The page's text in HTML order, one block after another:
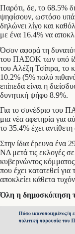
Παρότι, δε, το 68.5%
ψηφίσουν, ωστόσο
δηλώνει λίγο και
με ένα 16.4% να
Όσον αφορά τη
του ΠΑΣΟΚ των υπό
του Αλέξη Τσίπρα, το
10.2% (5% πολύ
επίπεδα είναι η
δυνητική ψήφο 8.9%.
Για το συνέδριο του
μια νέα αφετηρία για
το 35.4% έχει
Στην ίδια έρευνα ένα
ΝΔ μετά τις εκλογές
κυβερνώντος
που έχει κατατεθεί
αποκλείει κάθετα
Όλη η δημοσκόπηση